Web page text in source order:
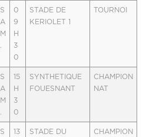
S
A
M
.
0
9
H
3
0
STADE DE
KERIOLET 1
TOURNOI
S
A
M
15
H
3
0
SYNTHETIQUE
FOUESNANT
CHAMPION
NAT
S
13
STADE DU
CHAMPION